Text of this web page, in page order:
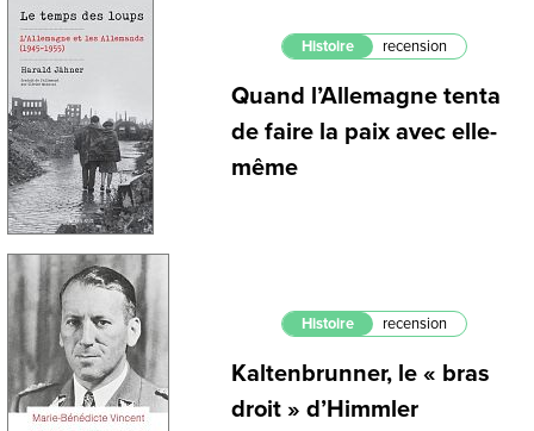
Histoire recension
Quand l’Allemagne tenta
de faire la paix avec elle-
même
Histoire recension
Kaltenbrunner, le « bras
droit » d’Himmler